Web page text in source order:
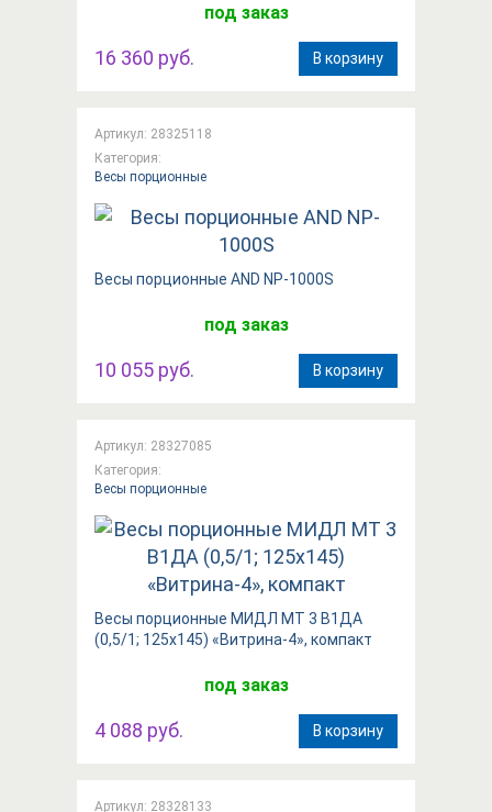
под заказ
16 360 руб. В корзину
Артикул: 28325118
Категория:
Весы порционные
Вeсы порционные AND NP-1000S
под заказ
10 055 руб. В корзину
Артикул: 28327085
Категория:
Весы порционные
Весы порционные МИДЛ МТ 3 В1ДА
(0,5/1; 125x145) «Витрина-4», компакт
под заказ
4 088 руб. В корзину
Артикул: 28328133